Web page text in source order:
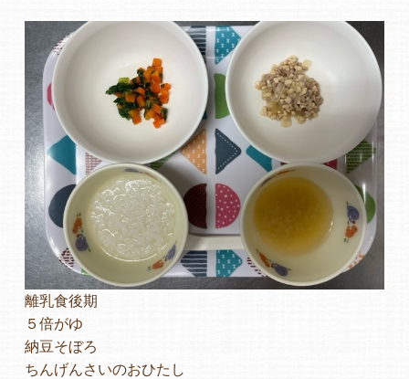
離乳食後期
５倍がゆ
納豆そぼろ
ちんげんさいのおひたし